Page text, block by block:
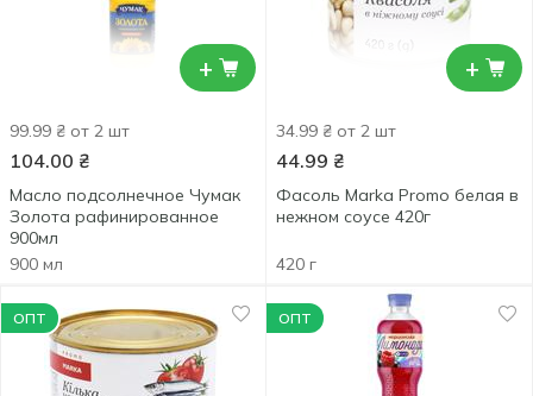
+
99.99 ₴ от 2 шт
104.00 ₴
Масло подсолнечное Чумак
Золота рафинированное
900мл
900 мл
+
34.99 ₴ от 2 шт
44.99 ₴
Фасоль Marka Promо белая в
нежном соусе 420г
420 г
ОПТ ОПТ